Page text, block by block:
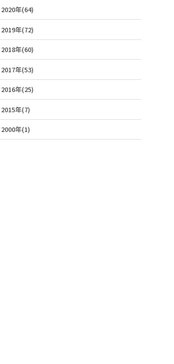
02月(9)
01月(13)
07月(7)
06月(2)
05月(6)
04月(4)
03月(7)
02月(10)
01月(4)
08月(6)
07月(6)
06月(7)
05月(9)
04月(5)
03月(8)
02月(5)
01月(6)
08月(4)
07月(4)
06月(7)
05月(10)
04月(2)
03月(8)
02月(4)
10月(16)
08月(4)
07月(10)
06月(8)
05月(6)
04月(2)
03月(7)
12月(9)
10月(6)
08月(4)
07月(8)
06月(10)
05月(8)
04月(10)
2020年(64)
12月(2)
10月(7)
08月(4)
07月(5)
06月(6)
05月(7)
2019年(72)
12月(7)
10月(8)
08月(2)
07月(5)
2018年(60)
12月(7)
10月(3)
08月(3)
2017年(53)
12月(2)
10月(7)
2016年(25)
12月(2)
10月(2)
2015年(7)
11月(1)
2000年(1)